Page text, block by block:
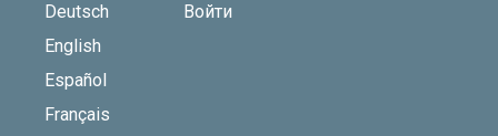
Deutsch
English
Español
Français
Войти